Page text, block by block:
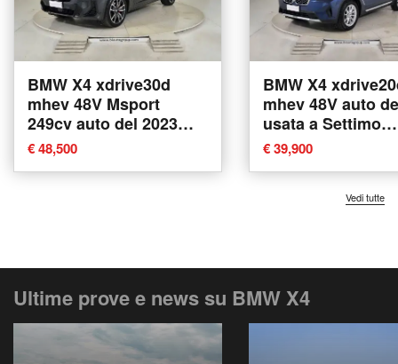
BMW X4 xdrive30d
mhev 48V Msport
249cv auto del 2023
usata a Settimo
Torinese
€ 48,500
BMW X4
mhev 48V auto
usata a Settimo
Torinese
€ 39,900
Vedi tutte
Ultime prove e news su BMW X4